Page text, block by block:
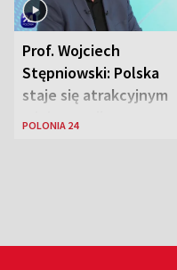
Prof. Wojciech
Stępniowski: Polska
staje się atrakcyjnym
miejscem dla
POLONIA 24